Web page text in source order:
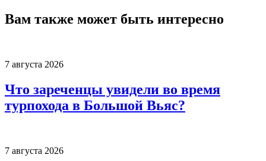
Вам также может быть интересно
7 августа 2026
Что зареченцы увидели во время
турпохода в Большой Вьяс?
7 августа 2026